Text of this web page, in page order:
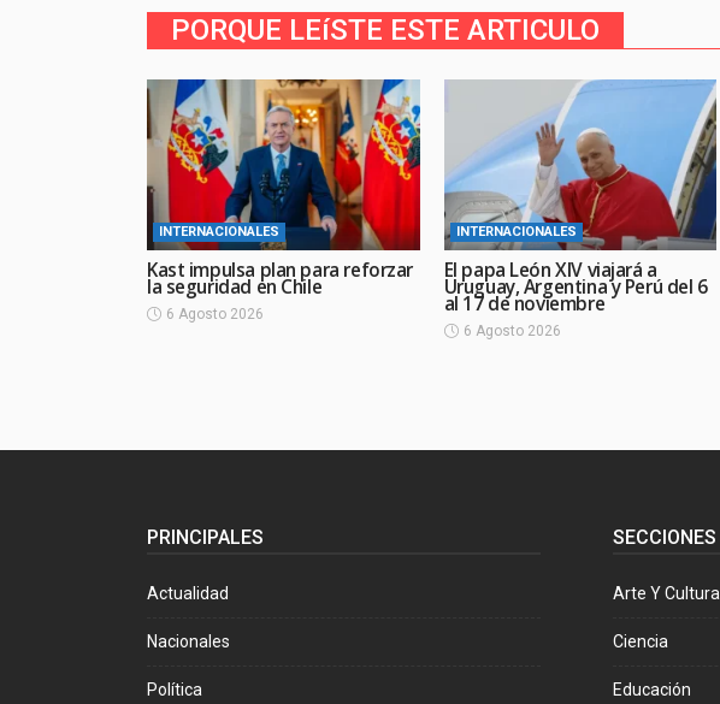
PORQUE LEíSTE ESTE ARTICULO
INTERNACIONALES
Kast impulsa plan para reforzar
la seguridad en Chile
6 Agosto 2026
INTERNACIONALES
El papa León XIV viajará a
Uruguay, Argentina y Perú del 6
al 17 de noviembre
6 Agosto 2026
PRINCIPALES
Actualidad
Nacionales
Política
SECCIONES
Arte Y Cultura
Ciencia
Educación